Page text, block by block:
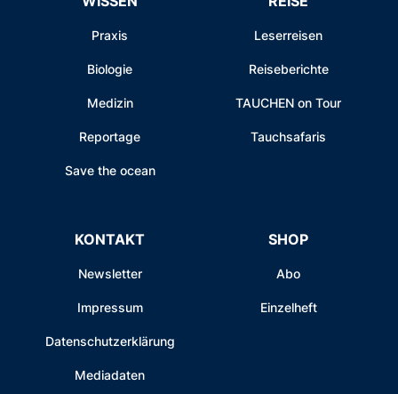
Praxis
Biologie
Medizin
Reportage
Save the ocean
Leserreisen
Reiseberichte
TAUCHEN on Tour
Tauchsafaris
KONTAKT
Newsletter
Impressum
Datenschutzerklärung
Mediadaten
SHOP
Abo
Einzelheft